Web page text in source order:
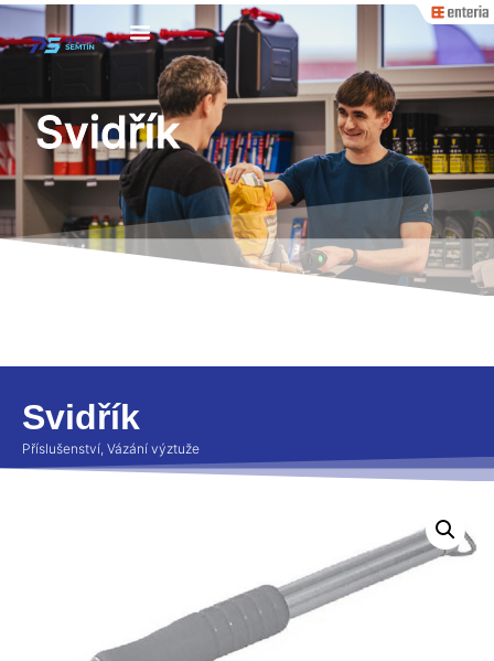
Svidřík
Svidřík
Příslušenství, Vázání výztuže